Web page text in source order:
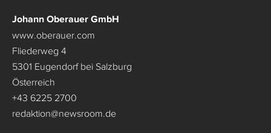
Johann Oberauer GmbH
www.oberauer.com
Fliederweg 4
5301 Eugendorf bei Salzburg
Österreich
+43 6225 2700
redaktion@newsroom.de